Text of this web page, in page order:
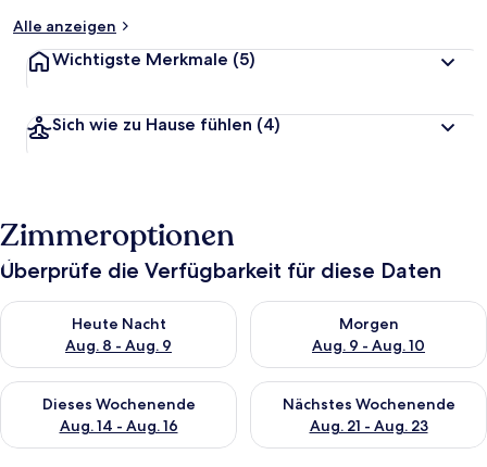
Alle anzeigen
Wichtigste Merkmale (5)
Sich wie zu Hause fühlen (4)
Zimmeroptionen
Überprüfe die Verfügbarkeit für diese Daten
Heute Nacht
Aug. 8 - Aug. 9
Überprüfe die Verfügbarkeit für heute Nacht, Aug. 8 - Aug. 9.
Morgen
Aug. 9 - Aug. 10
Überprüfe die Verfügbarkeit
Dieses Wochenende
Aug. 14 - Aug. 16
Überprüfe die Verfügbarkeit für dieses Wochenende, Aug. 14
Nächstes Wochenende
Aug. 21 - Aug. 23
Überprüfe die Verfügbarkeit